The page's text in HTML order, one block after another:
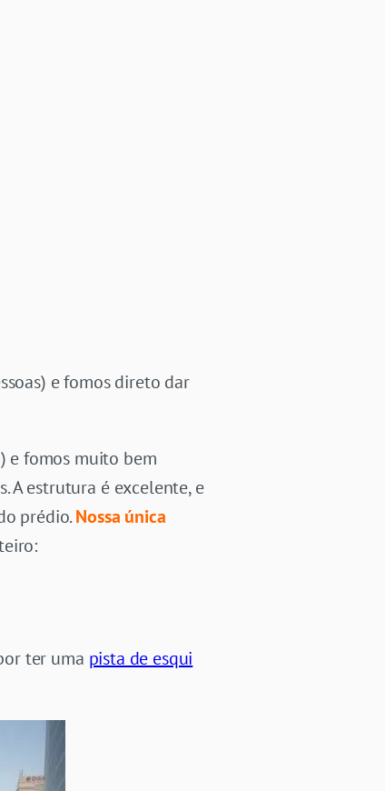
e fomos direto dar
e fomos muito bem
A estrutura é excelente, e
prédio.Nossa única
ter uma pista de esqui